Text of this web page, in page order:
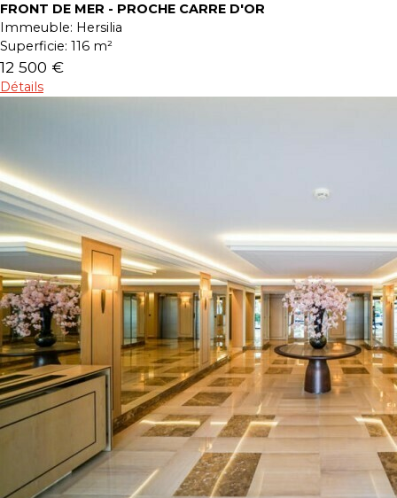
FRONT DE MER - PROCHE CARRE D'OR
Immeuble: Hersilia
Superficie: 116 m²
12 500 €
Détails